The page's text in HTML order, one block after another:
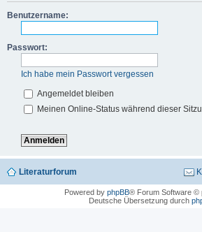
Benutzername:
Passwort:
Ich habe mein Passwort vergessen
Angemeldet bleiben
Meinen Online-Status während dieser
Literaturforum
Powered by phpBB® Forum Software ©
Deutsche Übersetzung durch